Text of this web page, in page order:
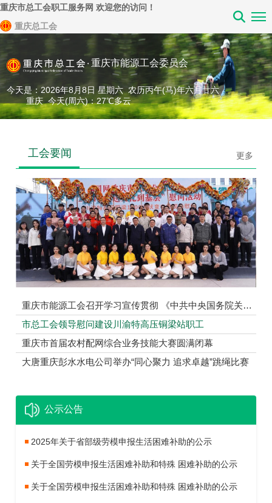
重庆市总工会职工服务网 欢迎您的访问！
重庆总工会
重庆市能源工会委员会
今天是：2026年8月8日 星期六 农历丙午(马)年六月廿六
重庆 今天(周六)：27℃多云
工会要闻 更多
重庆市能源工会召开学习宣传贯彻 《中共中央国务院关于深化产业工人队伍建设改革的意见》调研座谈会
市总工会领导慰问建设川渝特高压铜梁站职工
重庆市首届农村配网综合业务技能大赛圆满闭幕
大唐重庆彭水水电公司举办“同心聚力 追求卓越”跳绳比赛
公示公告
2025年关于省部级劳模申报生活困难补助的公示
关于全国劳模申报生活困难补助和特殊 困难补助的公示
关于全国劳模申报生活困难补助和特殊 困难补助的公示